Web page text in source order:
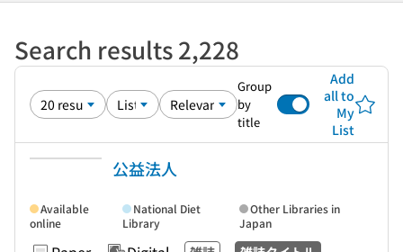
Search results 2,228
Group
by
title
Add
all to
My
List
公益法人
Available
online
National Diet
Library
Other Libraries in
Japan